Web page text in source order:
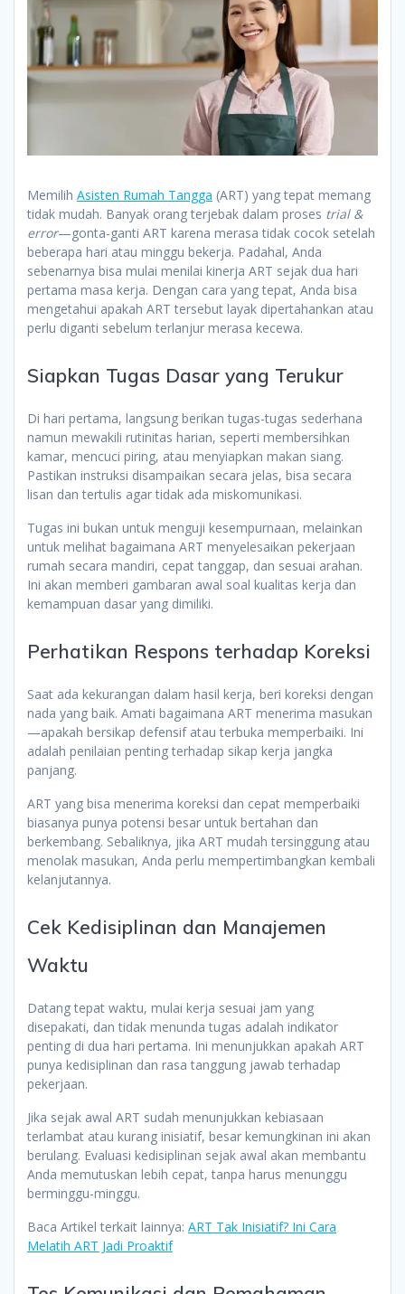
Memilih Asisten Rumah Tangga (ART) yang tepat memang
tidak mudah. Banyak orang terjebak dalam proses trial &
error—gonta-ganti ART karena merasa tidak cocok setelah
beberapa hari atau minggu bekerja. Padahal, Anda
sebenarnya bisa mulai menilai kinerja ART sejak dua hari
pertama masa kerja. Dengan cara yang tepat, Anda bisa
mengetahui apakah ART tersebut layak dipertahankan atau
perlu diganti sebelum terlanjur merasa kecewa.
Siapkan Tugas Dasar yang Terukur
Di hari pertama, langsung berikan tugas-tugas sederhana
namun mewakili rutinitas harian, seperti membersihkan
kamar, mencuci piring, atau menyiapkan makan siang.
Pastikan instruksi disampaikan secara jelas, bisa secara
lisan dan tertulis agar tidak ada miskomunikasi.
Tugas ini bukan untuk menguji kesempurnaan, melainkan
untuk melihat bagaimana ART menyelesaikan pekerjaan
rumah secara mandiri, cepat tanggap, dan sesuai arahan.
Ini akan memberi gambaran awal soal kualitas kerja dan
kemampuan dasar yang dimiliki.
Perhatikan Respons terhadap Koreksi
Saat ada kekurangan dalam hasil kerja, beri koreksi dengan
nada yang baik. Amati bagaimana ART menerima masukan
—apakah bersikap defensif atau terbuka memperbaiki. Ini
adalah penilaian penting terhadap sikap kerja jangka
panjang.
ART yang bisa menerima koreksi dan cepat memperbaiki
biasanya punya potensi besar untuk bertahan dan
berkembang. Sebaliknya, jika ART mudah tersinggung atau
menolak masukan, Anda perlu mempertimbangkan kembali
kelanjutannya.
Cek Kedisiplinan dan Manajemen
Waktu
Datang tepat waktu, mulai kerja sesuai jam yang
disepakati, dan tidak menunda tugas adalah indikator
penting di dua hari pertama. Ini menunjukkan apakah ART
punya kedisiplinan dan rasa tanggung jawab terhadap
pekerjaan.
Jika sejak awal ART sudah menunjukkan kebiasaan
terlambat atau kurang inisiatif, besar kemungkinan ini akan
berulang. Evaluasi kedisiplinan sejak awal akan membantu
Anda memutuskan lebih cepat, tanpa harus menunggu
berminggu-minggu.
Baca Artikel terkait lainnya: ART Tak Inisiatif? Ini Cara
Melatih ART Jadi Proaktif